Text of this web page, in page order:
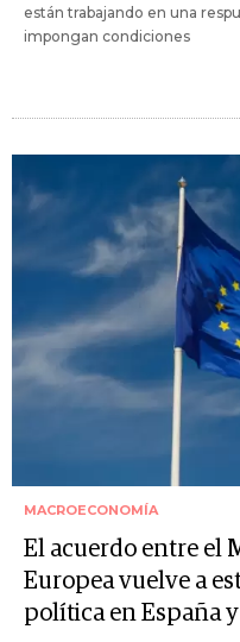
están trabajando en una
impongan condiciones
MACROECONOMÍA
El acuerdo entre el
Europea vuelve a
política en España